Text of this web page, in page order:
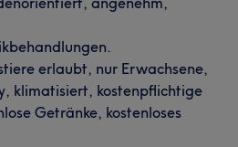
erlaubt, nur Erwachsene,
klimatisiert, kostenpflichtige
Getränke, kostenloses